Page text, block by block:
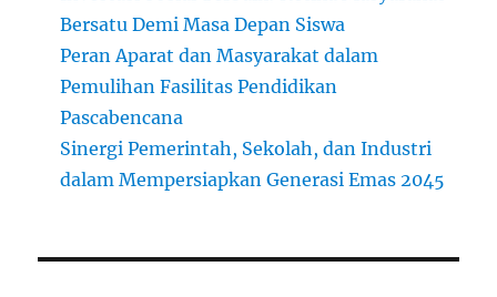
Bersatu Demi Masa Depan Siswa
Peran Aparat dan Masyarakat dalam
Pemulihan Fasilitas Pendidikan
Pascabencana
Sinergi Pemerintah, Sekolah, dan Industri
dalam Mempersiapkan Generasi Emas 2045